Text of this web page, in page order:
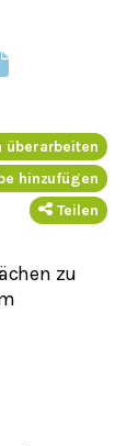
überarbeiten
hinzufügen
Teilen
zu